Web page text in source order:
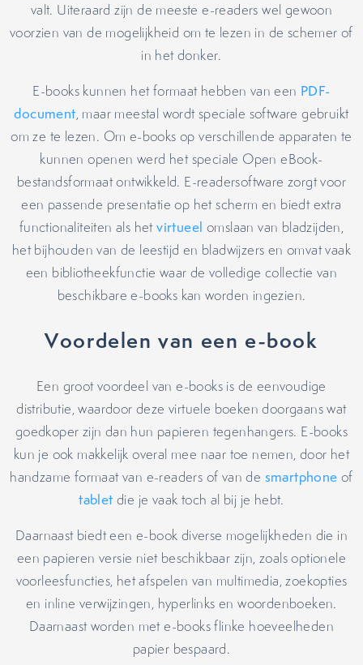
valt. Uiteraard zijn de meeste e-readers wel gewoon
voorzien van de mogelijkheid om te lezen in de schemer of
in het donker.
E-books kunnen het formaat hebben van een PDF-
document, maar meestal wordt speciale software gebruikt
om ze te lezen. Om e-books op verschillende apparaten te
kunnen openen werd het speciale Open eBook-
bestandsformaat ontwikkeld. E-readersoftware zorgt voor
een passende presentatie op het scherm en biedt extra
functionaliteiten als hetvirtueel omslaan van bladzijden,
het bijhouden van de leestijd en bladwijzers en omvat vaak
een bibliotheekfunctie waar de volledige collectie van
beschikbare e-books kan worden ingezien.
Voordelen van een e-book
Een groot voordeel van e-books is de eenvoudige
distributie, waardoor deze virtuele boeken doorgaans wat
goedkoper zijn dan hun papieren tegenhangers. E-books
kun je ook makkelijk overal mee naar toe nemen, door het
handzame formaat van e-readers of van de smartphone of
tablet die je vaak toch al bij je hebt.
Daarnaast biedt een e-book diverse mogelijkheden die in
een papieren versie niet beschikbaar zijn, zoals optionele
voorleesfuncties, het afspelen van multimedia, zoekopties
en inline verwijzingen, hyperlinks en woordenboeken.
Daarnaast worden met e-books flinke hoeveelheden
papier bespaard.